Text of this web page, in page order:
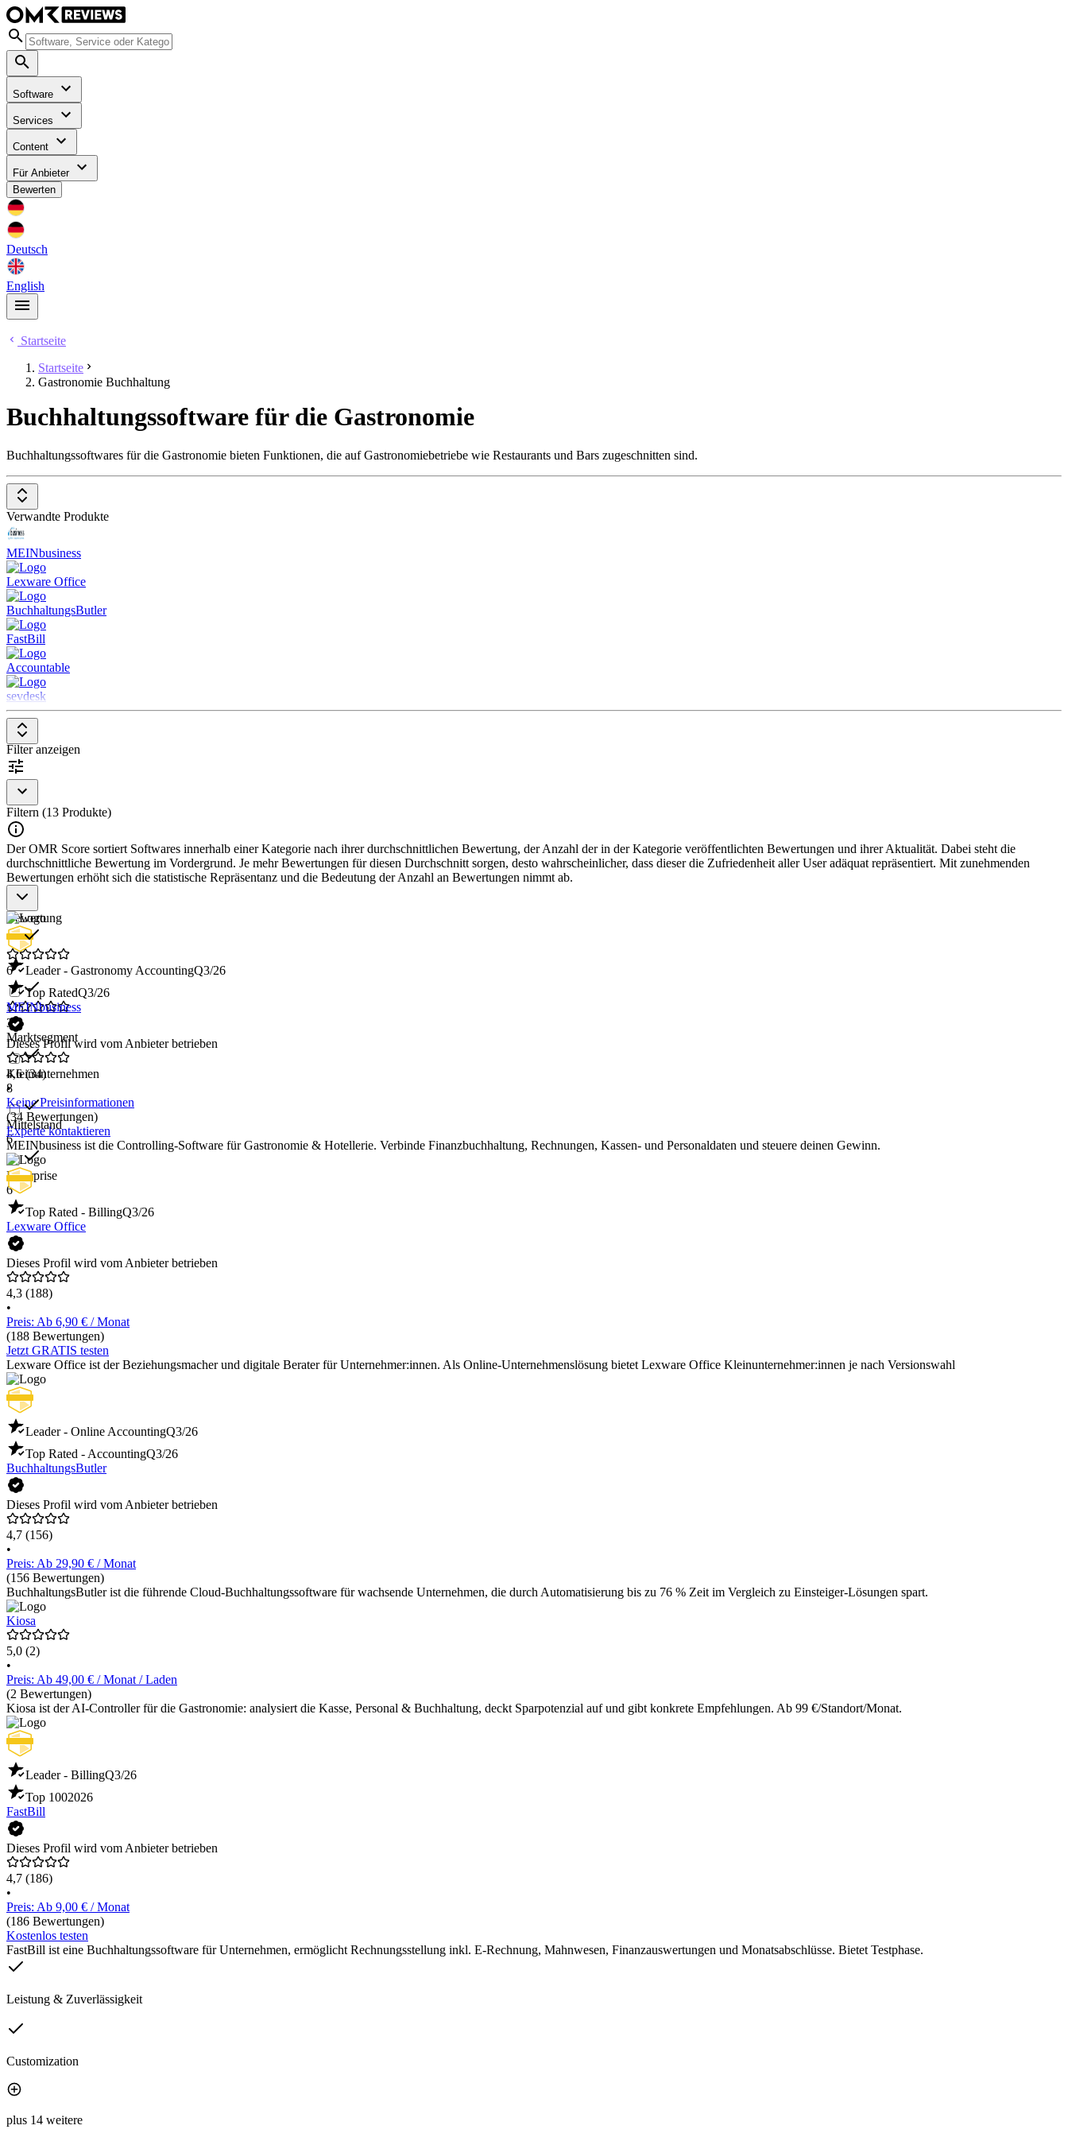
Software
Services
Content
Für Anbieter
Bewerten
Deutsch
English
Startseite
Startseite
Gastronomie Buchhaltung
Buchhaltungssoftware für die Gastronomie
Buchhaltungssoftwares für die Gastronomie bieten Funktionen, die auf Gastronomiebetriebe wie Restaurants und Bars zugeschnitten sind.
Verwandte Produkte
MEINbusiness
Lexware Office
BuchhaltungsButler
FastBill
Accountable
sevdesk
Filter anzeigen
Filtern (13 Produkte)
Der OMR Score sortiert Softwares innerhalb einer Kategorie nach ihrer durchschnittlichen Bewertung, der Anzahl der in der Kategorie veröffentlichten Bewertungen und ihrer Aktualität. Dabei steht die
durchschnittliche Bewertung im Vordergrund. Je mehr Bewertungen für diesen Durchschnitt sorgen, desto wahrscheinlicher, dass dieser die Zufriedenheit aller User adäquat repräsentiert. Mit zunehmenden
Bewertungen erhöht sich die statistische Repräsentanz und die Bedeutung der Anzahl an Bewertungen nimmt ab.
Bewertung
6
3
Marktsegment
Kleinunternehmen
8
Mittelstand
6
Enterprise
6
Leader - Gastronomy AccountingQ3/26
Top RatedQ3/26
MEINbusiness
Dieses Profil wird vom Anbieter betrieben
4,6(34)
•
Keine Preisinformationen
(34 Bewertungen)
Experte kontaktieren
MEINbusiness ist die Controlling-Software für Gastronomie & Hotellerie. Verbinde Finanzbuchhaltung, Rechnungen, Kassen- und Personaldaten und steuere deinen Gewinn.
Top Rated - BillingQ3/26
Lexware Office
Dieses Profil wird vom Anbieter betrieben
4,3 (188)
•
Preis: Ab 6,90 € / Monat
(188 Bewertungen)
Jetzt GRATIS testen
Lexware Office ist der Beziehungsmacher und digitale Berater für Unternehmer:innen. Als Online-Unternehmenslösung bietet Lexware Office Kleinunternehmer:innen je nach Versionswahl
Leader - Online AccountingQ3/26
Top Rated - AccountingQ3/26
BuchhaltungsButler
Dieses Profil wird vom Anbieter betrieben
4,7 (156)
•
Preis: Ab 29,90 € / Monat
(156 Bewertungen)
BuchhaltungsButler ist die führende Cloud-Buchhaltungssoftware für wachsende Unternehmen, die durch Automatisierung bis zu 76 % Zeit im Vergleich zu Einsteiger-Lösungen spart.
Kiosa
5,0 (2)
•
Preis: Ab 49,00 € / Monat / Laden
(2 Bewertungen)
Kiosa ist der AI-Controller für die Gastronomie: analysiert die Kasse, Personal & Buchhaltung, deckt Sparpotenzial auf und gibt konkrete Empfehlungen. Ab 99 €/Standort/Monat.
Leader - BillingQ3/26
Top 1002026
FastBill
Dieses Profil wird vom Anbieter betrieben
4,7 (186)
•
Preis: Ab 9,00 € / Monat
(186 Bewertungen)
Kostenlos testen
FastBill ist eine Buchhaltungssoftware für Unternehmen, ermöglicht Rechnungsstellung inkl. E-Rechnung, Mahnwesen, Finanzauswertungen und Monatsabschlüsse. Bietet Testphase.
Leistung & Zuverlässigkeit
Customization
plus 14 weitere